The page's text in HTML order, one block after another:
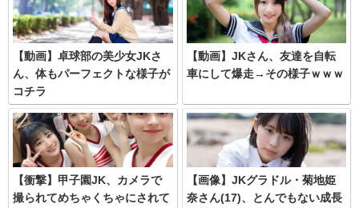
【動画】卓球部の美少女JKさ
ん、体もパーフェクトな様子が
コチラ
【動画】JKさん、友達を自転
車にして爆走→その様子ｗｗｗ
【衝撃】甲子園JK、カメラで
撮られてめちゃくちゃにされて
【画像】JKグラドル・菊地姫
奈さん(17)、とんでもない成長